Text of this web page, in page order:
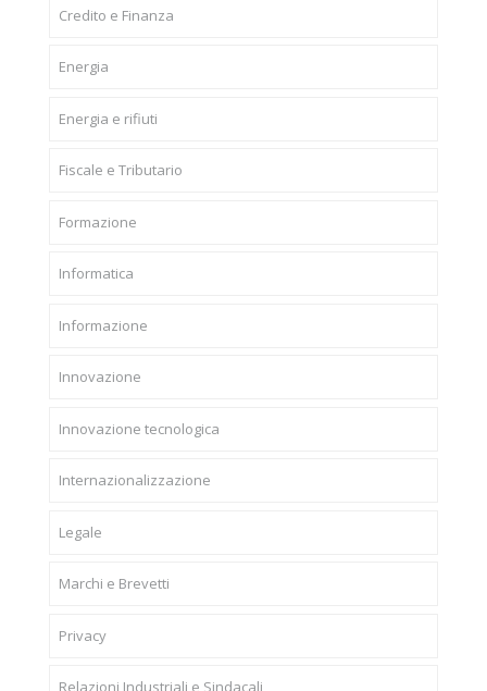
Credito e Finanza
Energia
Energia e rifiuti
Fiscale e Tributario
Formazione
Informatica
Informazione
Innovazione
Innovazione tecnologica
Internazionalizzazione
Legale
Marchi e Brevetti
Privacy